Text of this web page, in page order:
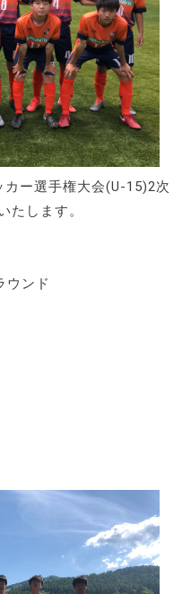
ー選手権大会(U-15)2次
たします。
ウンド